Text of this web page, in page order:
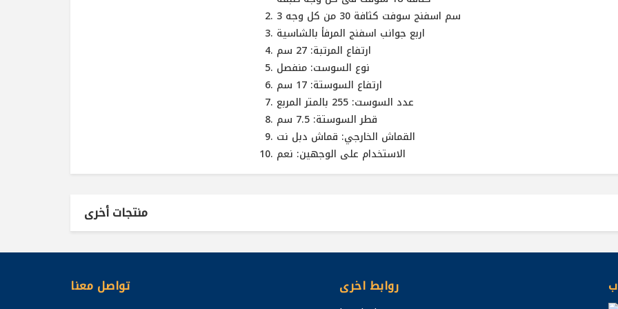
3 سم اسفنج سوفت كثافة 30 من كل وجه
اربع جوانب اسفنج المرفأ بالشاسية
ارتفاع المرتبة: 27 سم
نوع السوست: منفصل
ارتفاع السوستة: 17 سم
عدد السوست: 255 بالمتر المربع
قطر السوستة: 7.5 سم
القماش الخارجي: قماش دبل نت
الاستخدام على الوجهين: نعم
منتجات أخرى
تواصل معنا روابط اخرى